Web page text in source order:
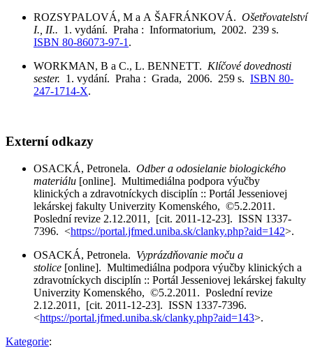
ROZSYPALOVÁ, M a A ŠAFRÁNKOVÁ. Ošetřovatelství
I., II.. 1. vydání. Praha : Informatorium, 2002. 239 s.
ISBN 80-86073-97-1 .
WORKMAN, B a C., L. BENNETT. Klíčové dovednosti
sester. 1. vydání. Praha : Grada, 2006. 259 s. ISBN 80-
247-1714-X.
Externí odkazy
OSACKÁ, Petronela. Odber a odosielanie biologického
materiálu [online]. Multimediálna podpora výučby
klinických a zdravotníckych disciplín :: Portál Jesseniovej
lekárskej fakulty Univerzity Komenského, ©5.2.2011.
Poslední revize 2.12.2011, [cit. 2011-12-23]. ISSN 1337-
7396. <https://portal.jfmed.uniba.sk/clanky.php?aid=142>.
OSACKÁ, Petronela. Vyprázdňovanie moču a
stolice [online]. Multimediálna podpora výučby klinických a
zdravotníckych disciplín :: Portál Jesseniovej lekárskej fakulty
Univerzity Komenského, ©5.2.2011. Poslední revize
2.12.2011, [cit. 2011-12-23]. ISSN 1337-7396.
<https://portal.jfmed.uniba.sk/clanky.php?aid=143>.
Kategorie: